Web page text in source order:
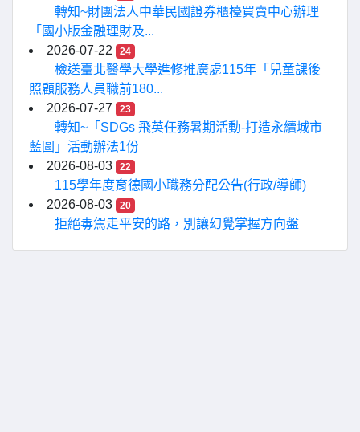
轉知~財團法人中華民國證券櫃檯買賣中心辦理
「國小版金融理財及...
2026-07-22
24
檢送臺北醫學大學進修推廣處115年「兒童課後
照顧服務人員職前180...
2026-07-27
23
轉知~「SDGs 飛英任務暑期活動-打造永續城市
藍圖」活動辦法1份
2026-08-03
22
115學年度育德國小職務分配公告(行政/導師)
2026-08-03
20
拒絕毒駕走平安的路，別讓幻覺掌握方向盤